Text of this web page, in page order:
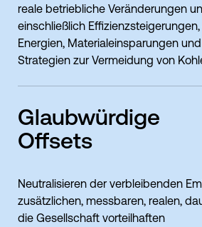
reale betriebliche Veränderungen
einschließlich
Energien, Materialeinsparungen
Strategien zur Vermeidung von
Glaubwürdige
Offsets
Neutralisieren der verbleibenden
zusätzlichen, messbaren, realen,
die Gesellschaft vorteilhaften